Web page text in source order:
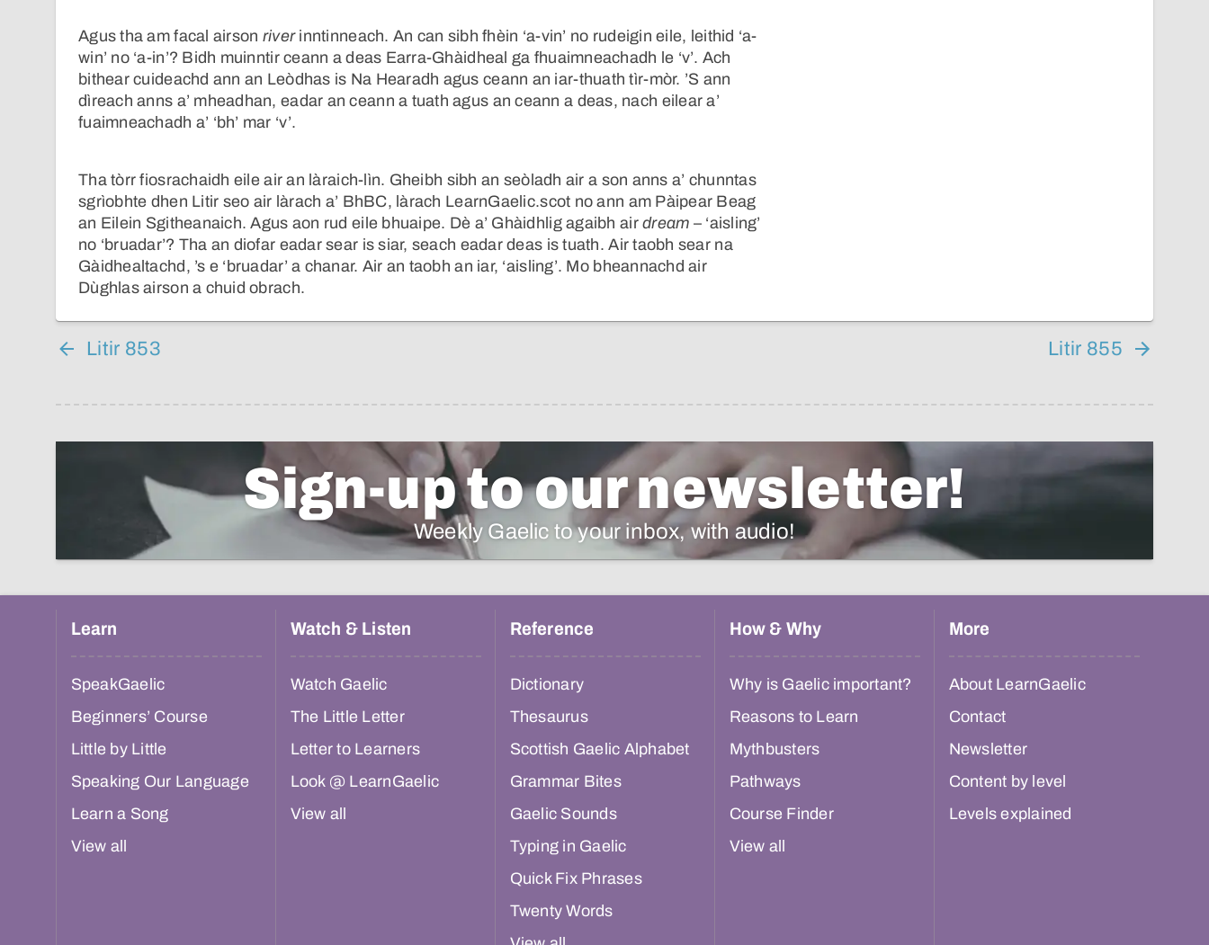
Agus tha am facal airson river inntinneach. An can sibh fhèin ‘a-vin’ no rudeigin eile, leithid ‘a-
win’ no ‘a-in’? Bidh muinntir ceann a deas Earra-Ghàidheal ga fhuaimneachadh le ‘v’. Ach
bithear cuideachd ann an Leòdhas is Na Hearadh agus ceann an iar-thuath tìr-mòr. ’S ann
dìreach anns a’ mheadhan, eadar an ceann a tuath agus an ceann a deas, nach eilear a’
fuaimneachadh a’ ‘bh’ mar ‘v’.
Tha tòrr fiosrachaidh eile air an làraich-lìn. Gheibh sibh an seòladh air a son anns a’ chunntas
sgrìobhte dhen Litir seo air làrach a’ BhBC, làrach LearnGaelic.scot no ann am Pàipear Beag
an Eilein Sgitheanaich. Agus aon rud eile bhuaipe. Dè a’ Ghàidhlig agaibh airdream – ‘aisling’
no ‘bruadar’? Tha an diofar eadar sear is siar, seach eadar deas is tuath. Air taobh sear na
Gàidhealtachd, ’s e ‘bruadar’ a chanar. Air an taobh an iar, ‘aisling’. Mo bheannachd air
Dùghlas airson a chuid obrach.
Litir 853 Litir 855
Sign-up to our newsletter!
Weekly Gaelic to your inbox, with audio!
Learn
SpeakGaelic
Beginners’ Course
Little by Little
Speaking Our Language
Learn a Song
View all
Watch & Listen
Watch Gaelic
The Little Letter
Letter to Learners
Look @ LearnGaelic
View all
Reference
Dictionary
Thesaurus
Scottish Gaelic Alphabet
Grammar Bites
Gaelic Sounds
Typing in Gaelic
Quick Fix Phrases
Twenty Words
How & Why
Why is Gaelic important?
Reasons to Learn
Mythbusters
Pathways
Course Finder
View all
More
About LearnGaelic
Contact
Newsletter
Content by level
Levels explained